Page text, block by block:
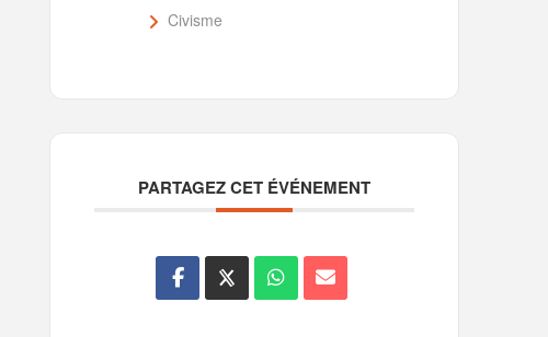
Civisme
PARTAGEZ CET ÉVÉNEMENT